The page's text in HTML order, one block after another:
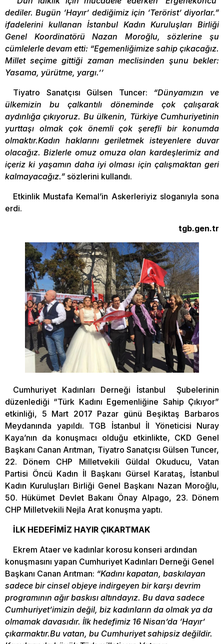
dediler. Bugün ‘Hayır’ dediğimiz için ‘Terörist’ diyorlar.”
ifadelerini kullanan İstanbul Kadın Kuruluşları Birliği
Genel Koordinatörü Nazan Moroğlu, sözlerine şu
cümlelerle devam etti: “Egemenliğimize sahip çıkacağız.
Millet seçime gittiği zaman meclisinden şunu bekler:
Yasama, yürütme, yargı.’’
Tiyatro Sanatçısı Gülsen Tuncer: “Dünyamızın ve
ülkemizin bu çalkantılı döneminde çok çalışarak
aydınlığa çıkıyoruz. Bu ülkenin, Türkiye Cumhuriyetinin
yurttaşı olmak çok önemli çok şerefli bir konumda
olmaktır.Kadın haklarını geriletmek isteyenlere duvar
olacağız. Bizlerle omuz omuza olan kardeşlerimiz and
içeriz ki yaşamın daha iyi olması için çalışmaktan geri
kalmayacağız.” sözlerini kullandı.
Etkinlik Mustafa Kemal’in Askerleriyiz sloganıyla sona
erdi.
tgb.gen.tr
Cumhuriyet Kadınları Derneği İstanbul Şubelerinin
düzenlediği “Türk Kadını Egemenliğine Sahip Çıkıyor”
etkinliği, 5 Mart 2017 Pazar günü Beşiktaş Barbaros
Meydanında yapıldı. TGB İstanbul İl Yöneticisi Nuray
Kaya’nın da konuşmacı olduğu etkinlikte, CKD Genel
Başkanı Canan Arıtman, Tiyatro Sanatçısı Gülsen Tuncer,
22. Dönem CHP Milletvekili Güldal Okuducu, Vatan
Partisi Öncü Kadın İl Başkanı Gürsel Karataş, İstanbul
Kadın Kuruluşları Birliği Genel Başkanı Nazan Moroğlu,
50. Hükümet Devlet Bakanı Önay Alpago, 23. Dönem
CHP Milletvekili Nejla Arat konuşma yaptı.
İLK HEDEFİMİZ HAYIR ÇIKARTMAK
Ekrem Ataer ve kadınlar korosu konseri ardından
konuşmasını yapan Cumhuriyet Kadınları Derneği Genel
Başkanı Canan Arıtman: “Kadını kapatan, baskılayan
sadece bir cinsel objeye indirgeyen bir karşı devrim
programının ağır baskısı altındayız. Bu dava sadece
Cumhuriyet’imizin değil, biz kadınların da olmak ya da
olmamak davasıdır. İlk hedefimiz 16 Nisan’da ‘Hayır’
çıkarmaktır.Bu vatan, bu Cumhuriyet sahipsiz değildir.